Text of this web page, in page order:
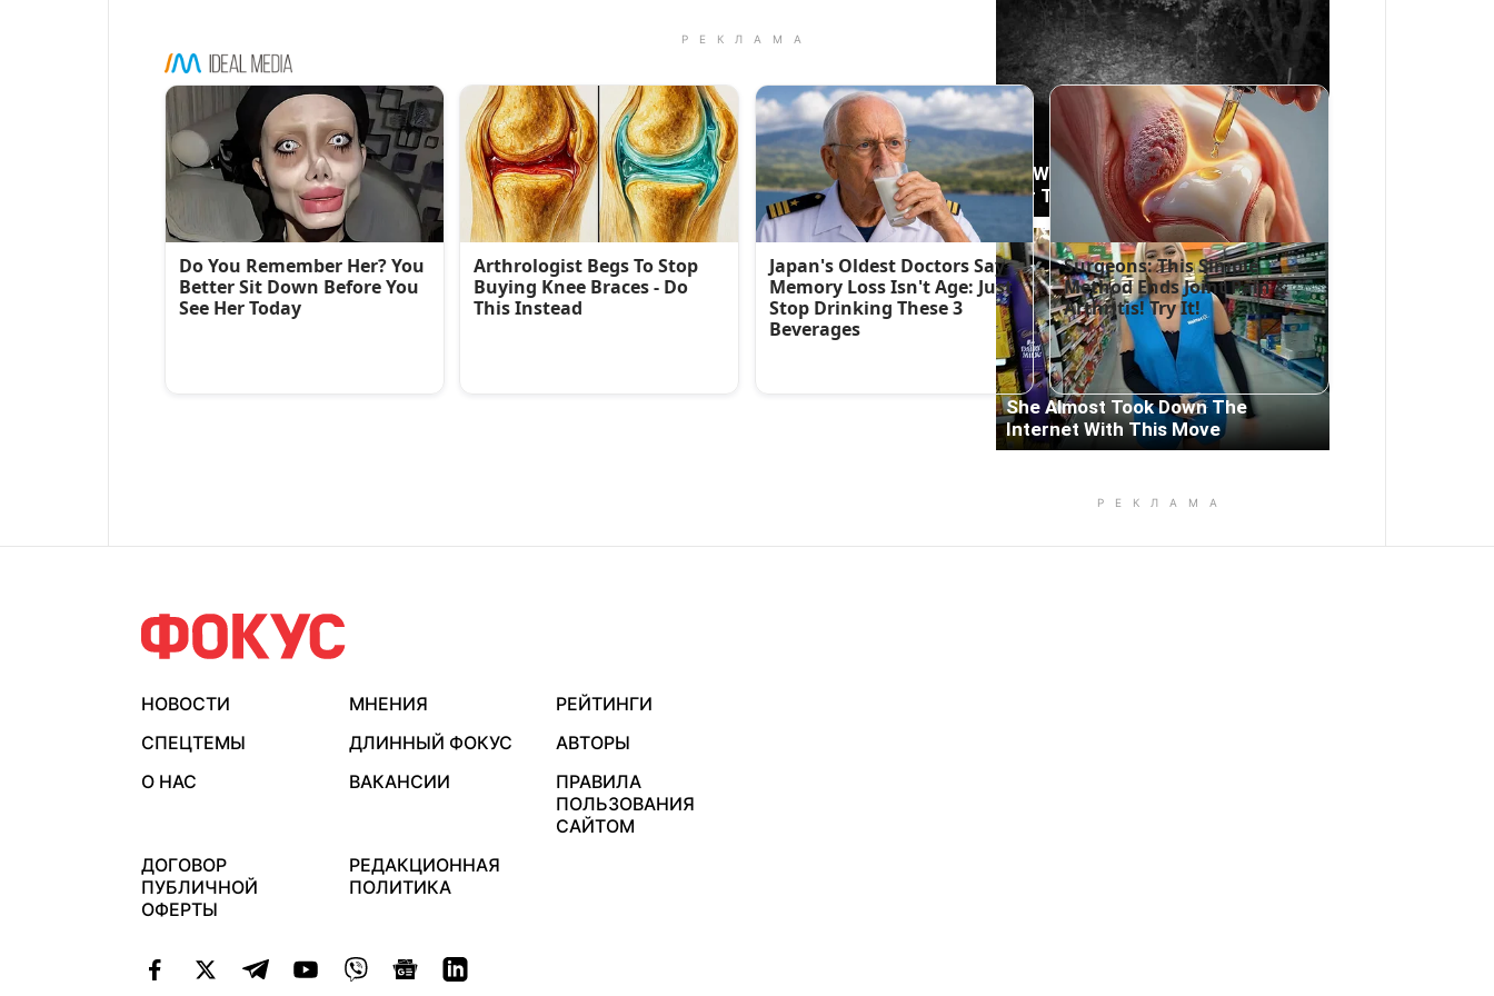
НОВОСТИ МНЕНИЯ
РЕЙТИНГИ
СПЕЦТЕМЫ
ДЛИННЫЙ ФОКУС
АВТОРЫ
О НАС
ВАКАНСИИ
ПРАВИЛА
ПОЛЬЗОВАНИЯ
САЙТОМ
ДОГОВОР
ПУБЛИЧНОЙ
ОФЕРТЫ
РЕДАКЦИОННАЯ
ПОЛИТИКА